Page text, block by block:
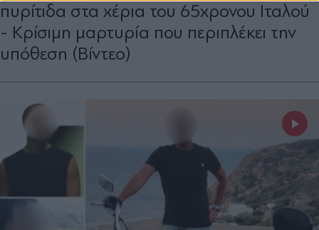
πυρίτιδα στα χέρια του 65χρονου Ιταλού
- Κρίσιμη μαρτυρία που περιπλέκει την
υπόθεση (Βίντεο)